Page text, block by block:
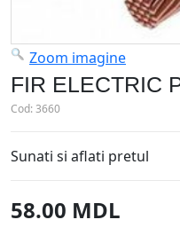
Zoom imagine
FIR ELECTRIC
Cod:3660
Sunati si aflati pretul
58.00 MDL